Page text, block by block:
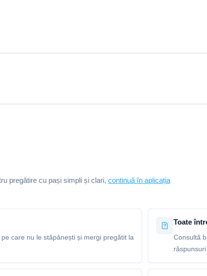
pregătire cu pași simpli și clari, continuă în aplicația
care nu le stăpânești și mergi pregătit la
Toate
Consultă